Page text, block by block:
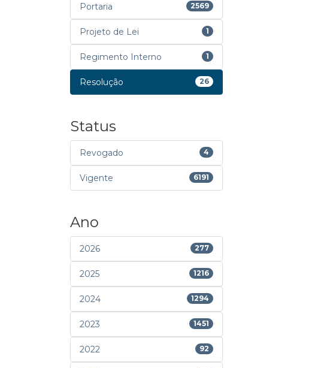
Portaria 2569
Projeto de Lei 1
Regimento Interno 1
Resolução 26
Status
Revogado 4
Vigente 6191
Ano
2026 277
2025 1216
2024 1294
2023 1451
2022 92